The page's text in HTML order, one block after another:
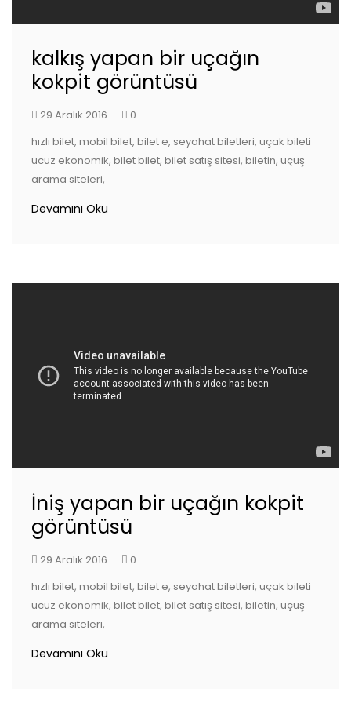
kalkış yapan bir uçağın
kokpit görüntüsü
29 Aralık 2016
0
hızlı bilet, mobil bilet, bilet e, seyahat biletleri, uçak bileti
ucuz ekonomik, bilet bilet, bilet satış sitesi, biletin, uçuş
arama siteleri,
Devamını Oku
İniş yapan bir uçağın kokpit
görüntüsü
29 Aralık 2016
0
hızlı bilet, mobil bilet, bilet e, seyahat biletleri, uçak bileti
ucuz ekonomik, bilet bilet, bilet satış sitesi, biletin, uçuş
arama siteleri,
Devamını Oku